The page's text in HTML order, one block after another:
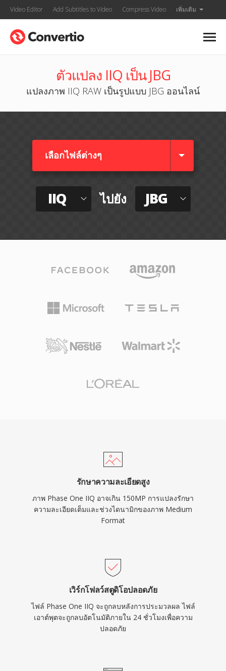
Video Editor Add Subtitles to Video Compress Video เพิ่มเติม
ตัวแปลง IIQ เป็น JBG
แปลงภาพ IIQ RAW เป็นรูปแบบ JBG ออนไลน์
เลือกไฟล์ต่างๆ​
IIQ ไปยัง JBG
รักษาความละเอียดสูง
ภาพ Phase One IIQ อาจเกิน 150MP การแปลงรักษา
ความละเอียดเต็มและช่วงไดนามิกของภาพ Medium
Format
เวิร์กโฟลว์สตูดิโอปลอดภัย
ไฟล์ Phase One IIQ จะถูกลบหลังการประมวลผล ไฟล์
เอาต์พุตจะถูกลบอัตโนมัติภายใน 24 ชั่วโมงเพื่อความ
ปลอดภัย